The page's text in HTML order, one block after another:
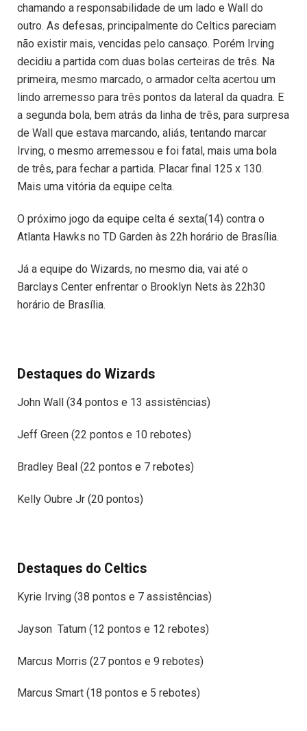
chamando a responsabilidade de um lado e Wall do
outro. As defesas, principalmente do Celtics pareciam
não existir mais, vencidas pelo cansaço. Porém Irving
decidiu a partida com duas bolas certeiras de três. Na
primeira, mesmo marcado, o armador celta acertou um
lindo arremesso para três pontos da lateral da quadra. E
a segunda bola, bem atrás da linha de três, para surpresa
de Wall que estava marcando, aliás, tentando marcar
Irving, o mesmo arremessou e foi fatal, mais uma bola
de três, para fechar a partida. Placar final 125 x 130.
Mais uma vitória da equipe celta.
O próximo jogo da equipe celta é sexta(14) contra o
Atlanta Hawks no TD Garden às 22h horário de Brasília.
Já a equipe do Wizards, no mesmo dia, vai até o
Barclays Center enfrentar o Brooklyn Nets às 22h30
horário de Brasília.
Destaques do Wizards
John Wall (34 pontos e 13 assistências)
Jeff Green (22 pontos e 10 rebotes)
Bradley Beal (22 pontos e 7 rebotes)
Kelly Oubre Jr (20 pontos)
Destaques do Celtics
Kyrie Irving (38 pontos e 7 assistências)
Jayson Tatum (12 pontos e 12 rebotes)
Marcus Morris (27 pontos e 9 rebotes)
Marcus Smart (18 pontos e 5 rebotes)